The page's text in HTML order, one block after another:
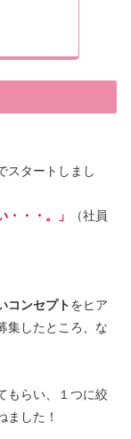
スタートしまし
・・・。」
（社員
コンセプトをヒア
集したところ、な
もらい、１つに絞
ました！